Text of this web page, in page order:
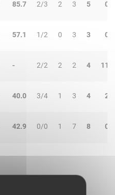
85.7 2/3 2 3 5 0
57.1 1/2 0 3 3 0
- 2/2 2 2 4 11
40.0 3/4 1 3 4 2
42.9 0/0 1 7 8 0